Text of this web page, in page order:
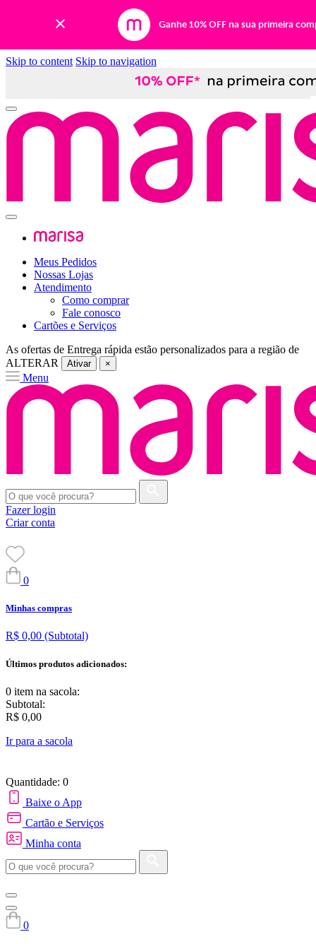
Ganhe 10% OFF na sua primeira
Skip to content Skip to navigation
Meus Pedidos
Nossas Lojas
Atendimento
Como comprar
Fale conosco
Cartões e Serviços
As ofertas de Entrega rápida estão personalizados para a região de
ALTERAR
Ativar ×
Menu
Fazer login
Criar conta
0
Minhas compras
R$ 0,00 (Subtotal)
Últimos produtos adicionados:
0 item na sacola:
Subtotal:
R$ 0,00
Ir para a sacola
Quantidade: 0
Baixe o App
Cartão e Serviços
Minha conta
0